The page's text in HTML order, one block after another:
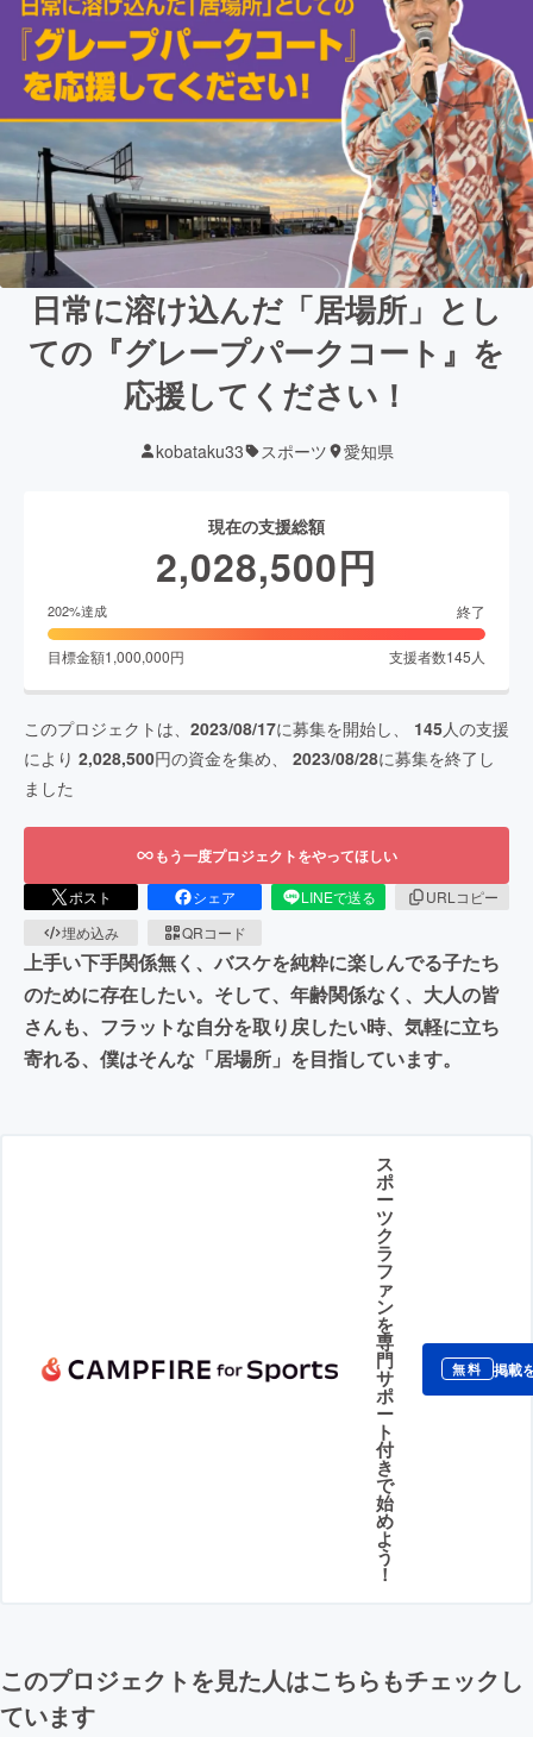
日常に溶け込んだ「居場所」とし
ての『グレープパークコート』を
応援してください！
kobataku33 スポーツ 愛知県
現在の支援総額
2,028,500円
202%達成 終了
目標金額1,000,000円 支援者数145 人
このプロジェクトは、 2023/08/17に募集を開始し、 145人の支援
により 2,028,500円の資金を集め、 2023/08/28に募集を終了し
ました
もう一度プロジェクトをやってほしい
ポスト シェア LINEで送る
URLコピー
埋め込み
QRコード
上手い下手関係無く、バスケを純粋に楽しんでる子たち
のために存在したい。そして、年齢関係なく、大人の皆
さんも、フラットな自分を取り戻したい時、気軽に立ち
寄れる、僕はそんな「居場所」を目指しています。
ス
ポ
ー
ツ
ク
ラ
フ
ァ
ン
を
専
門
サ
ポ
ー
ト
付
き
で
始
め
よ
う
！
無料 掲載
このプロジェクトを見た人はこちらもチェックし
ています